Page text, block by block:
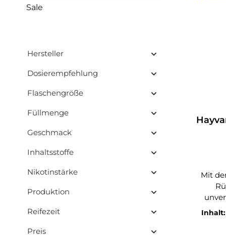
Sale
Hersteller
Dosierempfehlung
Flaschengröße
Füllmenge
Geschmack
Inhaltsstoffe
Nikotinstärke
Produktion
Reifezeit
Preis
Mit
Inhalt: